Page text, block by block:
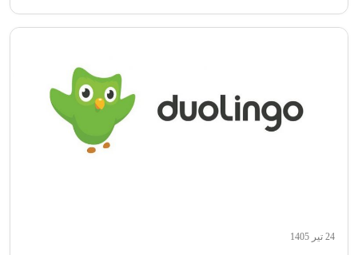
24 تیر 1405